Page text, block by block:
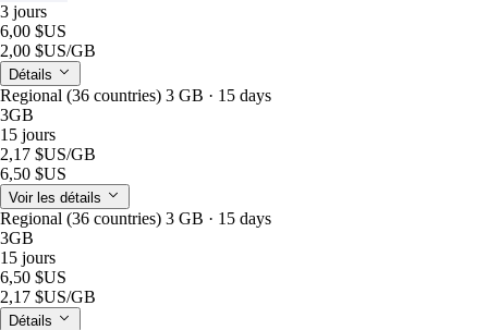
3 jours
6,00 $US
2,00 $US/GB
Détails
Regional (36 countries) 3 GB · 15 days
3GB
15 jours
2,17 $US/GB
6,50 $US
Voir les détails
Regional (36 countries) 3 GB · 15 days
3GB
15 jours
6,50 $US
2,17 $US/GB
Détails